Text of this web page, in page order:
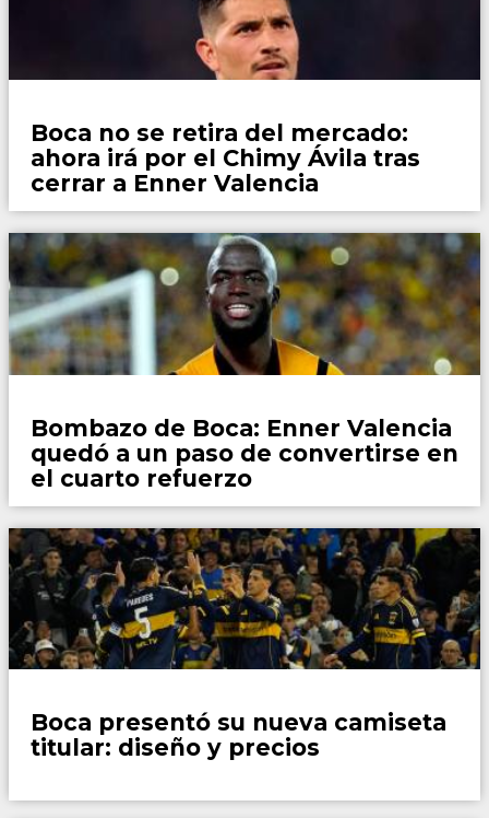
Boca no se retira del mercado:
ahora irá por el Chimy Ávila tras
cerrar a Enner Valencia
Bombazo de Boca: Enner Valencia
quedó a un paso de convertirse en
el cuarto refuerzo
Boca presentó su nueva camiseta
titular: diseño y precios